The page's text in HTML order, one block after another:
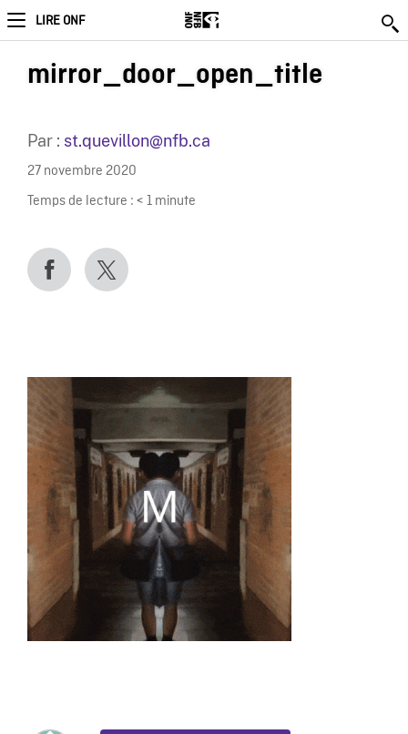
LIRE ONF
mirror_door_open_title
Par : st.quevillon@nfb.ca
27 novembre 2020
Temps de lecture : < 1 minute